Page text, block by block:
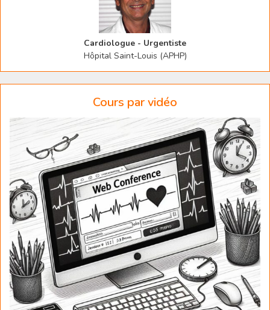
Cardiologue - Urgentiste
Hôpital Saint-Louis (APHP)
Cours par vidéo